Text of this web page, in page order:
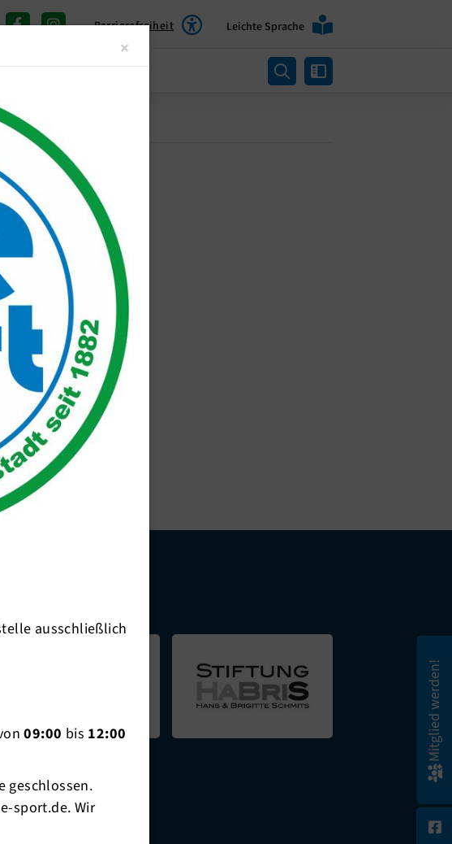
Barrierefreiheit Leichte Sprache
Verantwortung
Mitglied werden!
×
ausschließlich
09:00 bis 12:00
geschlossen.
sport.de. Wir